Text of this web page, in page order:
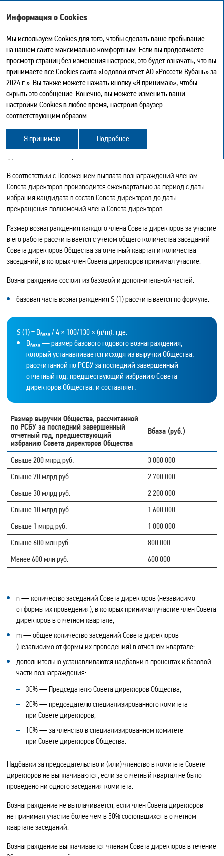
Искать
Мой отчет
Печать страницы
Скачать в PDF
Центр загрузки
История
Карта сайта
Поделиться
Обратная связь
ВОЗНАГРАЖДЕНИЕ ЧЛЕНОВ СОВЕТА
ДИРЕКТОРОВ
Вознаграждения и компенсации расходов членов Совета директоров
Компании в отчетном году начислялись и выплачивались
в соответствии с Положением о выплате членам Совета директоров
утвержденной решением годового Общего собрания акционеров
ПАО «Кубаньэнерго» от 20 июня 2019 г. (протокол от 20.06.2019 № 42)
В соответствии с Положением выплата вознаграждений членам
Совета директоров производится ежеквартально за период с даты
избрания кандидата в состав Совета директоров до даты
прекращения полномочий члена Совета директоров.
Размер вознаграждения каждого члена Совета директоров за участие
в его работе рассчитывается с учетом общего количества заседаний
Совета директоров Общества за отчетный квартал и количества
заседаний, в которых член Совета директоров принимал участие.
Вознаграждение состоит из базовой и дополнительной частей:
базовая часть вознаграждения S (1) рассчитывается по формуле:
S (1) = Вбаза / 4 × 100/130 × (n/m), где:
Вбаза— размер базового годового вознаграждения,
который устанавливается исходя из выручки Общества,
рассчитанной по РСБУ за последний завершенный
отчетный год, предшествующий избранию Совета
директоров Общества, и составляет:
Размер выручки Общества, рассчитанной
по РСБУ за последний завершенный
отчетный год, предшествующий
избранию Совета директоров Общества
Вбаза (руб.)
Свыше 200 млрд руб.
3 000 000
Свыше 70 млрд руб.
2 700 000
Свыше 30 млрд руб.
2 200 000
Свыше 10 млрд руб.
1 600 000
Свыше 1 млрд руб.
1 000 000
Свыше 600 млн руб.
800 000
Менее 600 млн руб.
600 000
n — количество заседаний Совета директоров (независимо
от формы их проведения), в которых принимал участие член Совета
директоров в отчетном квартале,
m — общее количество заседаний Совета директоров
(независимо от формы их проведения) в отчетном квартале;
дополнительно устанавливаются надбавки в процентах к базовой
части вознаграждения:
30% — Председателю Совета директоров Общества,
20% — председателю специализированного комитета
при Совете директоров,
10% — за членство в специализированном комитете
при Совете директоров Общества.
Надбавки за председательство и (или) членство в комитете Совете
директоров не выплачиваются, если за отчетный квартал не было
проведено ни одного заседания комитета.
Вознаграждение не выплачивается, если член Совета директоров
не принимал участие более чем в 50% состоявшихся в отчетном
квартале заседаний.
Вознаграждение выплачивается членам Совета директоров в течение
Информация о Cookies
Мы используем Cookies для того, чтобы сделать ваше пребывание
на нашем сайте максимально комфортным. Если вы продолжаете
просмотр страниц без изменения настроек, это будет означать, что вы
принимаете все Cookies сайта «Годовой отчет АО «Россети Кубань» за
2024 г.». Вы также можете нажать кнопку «Я принимаю», чтобы
скрыть это сообщение. Конечно, вы можете изменить ваши
настройки Cookies в любое время, настроив браузер
соответствующим образом.
Я принимаю Подробнее